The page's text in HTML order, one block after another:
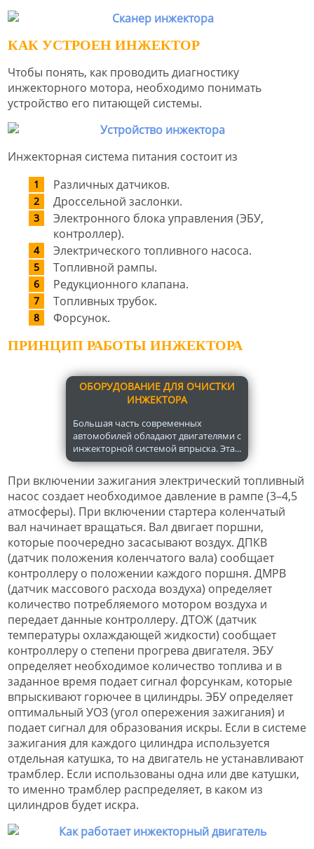
КАК УСТРОЕН ИНЖЕКТОР
Чтобы понять, как проводить диагностику
инжекторного мотора, необходимо понимать
устройство его питающей системы.
Инжекторная система питания состоит из
Различных датчиков.
Дроссельной заслонки.
Электронного блока управления (ЭБУ,
контроллер).
Электрического топливного насоса.
Топливной рампы.
Редукционного клапана.
Топливных трубок.
Форсунок.
ПРИНЦИП РАБОТЫ ИНЖЕКТОРА
ОБОРУДОВАНИЕ ДЛЯ ОЧИСТКИ
ИНЖЕКТОРА
Большая часть современных
автомобилей обладают двигателями с
инжекторной системой впрыска. Эта...
При включении зажигания электрический топливный
насос создает необходимое давление в рампе (3–4,5
атмосферы). При включении стартера коленчатый
вал начинает вращаться. Вал двигает поршни,
которые поочередно засасывают воздух. ДПКВ
(датчик положения коленчатого вала) сообщает
контроллеру о положении каждого поршня. ДМРВ
(датчик массового расхода воздуха) определяет
количество потребляемого мотором воздуха и
передает данные контроллеру. ДТОЖ (датчик
температуры охлаждающей жидкости) сообщает
контроллеру о степени прогрева двигателя. ЭБУ
определяет необходимое количество топлива и в
заданное время подает сигнал форсункам, которые
впрыскивают горючее в цилиндры. ЭБУ определяет
оптимальный УОЗ (угол опережения зажигания) и
подает сигнал для образования искры. Если в системе
зажигания для каждого цилиндра используется
отдельная катушка, то на двигатель не устанавливают
трамблер. Если использованы одна или две катушки,
то именно трамблер распределяет, в каком из
цилиндров будет искра.